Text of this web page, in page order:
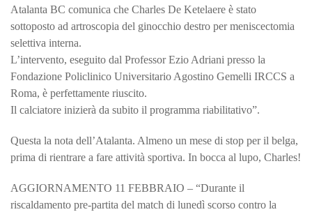
Atalanta BC comunica che Charles De Ketelaere è stato
sottoposto ad artroscopia del ginocchio destro per meniscectomia
selettiva interna.
L’intervento, eseguito dal Professor Ezio Adriani presso la
Fondazione Policlinico Universitario Agostino Gemelli IRCCS a
Roma, è perfettamente riuscito.
Il calciatore inizierà da subito il programma riabilitativo”.
Questa la nota dell’Atalanta. Almeno un mese di stop per il belga,
prima di rientrare a fare attività sportiva. In bocca al lupo, Charles!
AGGIORNAMENTO 11 FEBBRAIO – “Durante il
riscaldamento pre-partita del match di lunedì scorso contro la